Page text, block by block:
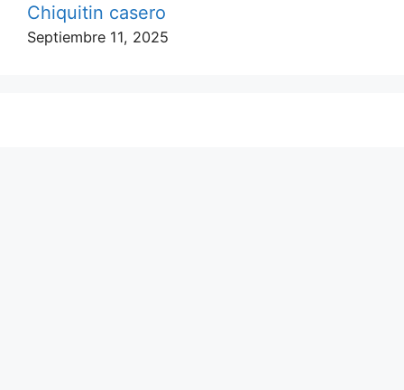
Chiquitin casero
Septiembre 11, 2025